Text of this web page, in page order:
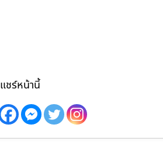
แชร์หน้านี้